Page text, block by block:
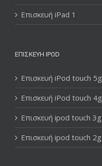
Επισκευή iPad 1
ΕΠΙΣΚΕΥΉ IPOD
Επισκευή iPod touch 5g
Επισκευή iPod touch 4g
Επισκευή ipod touch 3g
Επισκευή ipod touch 2g